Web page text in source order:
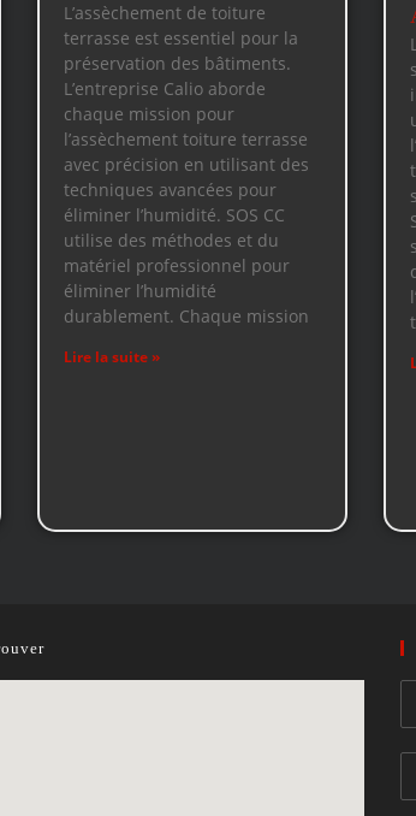
L’assèchement de toiture
terrasse est essentiel pour la
préservation des bâtiments.
L’entreprise Calio aborde
chaque mission pour
l’assèchement toiture terrasse
avec précision en utilisant des
techniques avancées pour
éliminer l’humidité. SOS CC
utilise des méthodes et du
matériel professionnel pour
éliminer l’humidité
durablement. Chaque mission
Lire la suite »